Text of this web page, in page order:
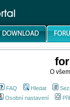
O
FAQ Hledat
Osobní nastavení